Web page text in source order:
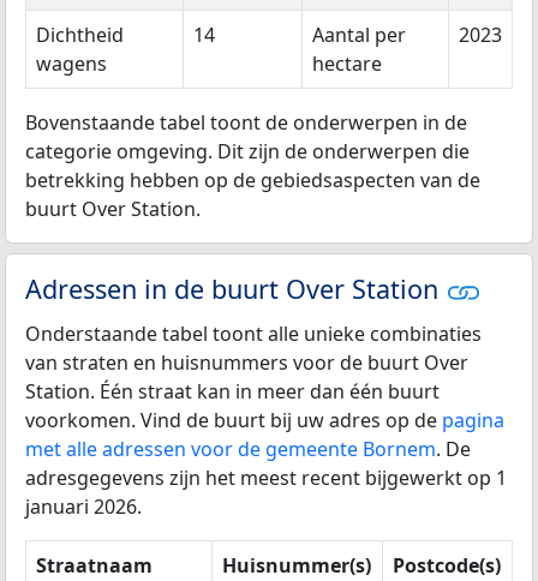
Dichtheid
wagens
14
Aantal per
hectare
2023
Bovenstaande tabel toont de onderwerpen in de
categorie omgeving. Dit zijn de onderwerpen die
betrekking hebben op de gebiedsaspecten van de
buurt Over Station.
Adressen in de buurt Over Station
Onderstaande tabel toont alle unieke combinaties
van straten en huisnummers voor de buurt Over
Station. Één straat kan in meer dan één buurt
voorkomen. Vind de buurt bij uw adres op de pagina
met alle adressen voor de gemeente Bornem. De
adresgegevens zijn het meest recent bijgewerkt op 1
januari 2026.
Straatnaam Huisnummer(s)
Postcode(s)